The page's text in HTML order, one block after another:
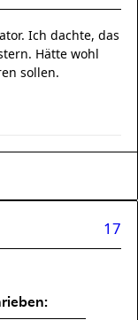
Ich dachte, das
Hätte wohl
sollen.
17